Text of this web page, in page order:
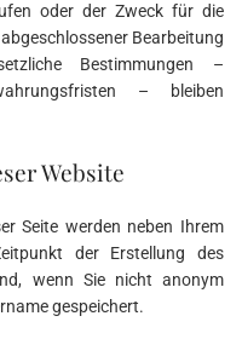
oder der Zweck für die
Bearbeitung
Bestimmungen –
– bleiben
Website
Seite werden neben Ihrem
der Erstellung des
wenn Sie nicht anonym
gespeichert.